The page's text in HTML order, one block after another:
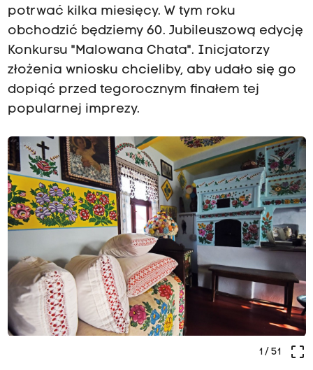
potrwać kilka miesięcy. W tym roku
obchodzić będziemy 60. Jubileuszową edycję
Konkursu "Malowana Chata". Inicjatorzy
złożenia wniosku chcieliby, aby udało się go
dopiąć przed tegorocznym finałem tej
popularnej imprezy.
crop_free
1/ 51